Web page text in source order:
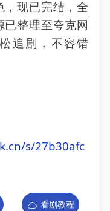
现已完结，全
整理至夸克网
追剧，不容错
s/27b30afc
看剧教程